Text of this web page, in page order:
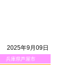
2025年9月09日
兵庫県芦屋市